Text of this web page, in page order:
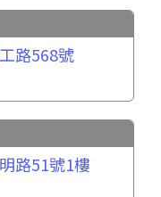
路568號
路51號1樓